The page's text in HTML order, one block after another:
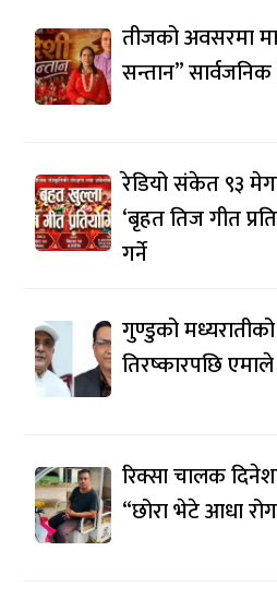
तीजको अवसरमा
सन्तान”
रेडियो संकेत ९३
‘बृहत तिज गीत
गर्ने
गुण्डुको
तिरष्कारपछि
रिक्सा चालक
“छोरा भेटे आधा